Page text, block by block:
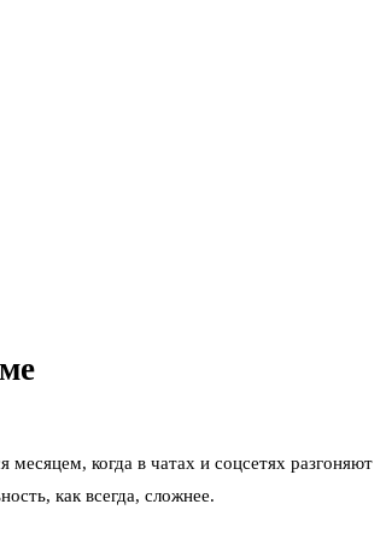
когда в чатах и соцсетях разгоняют
как всегда, сложнее.